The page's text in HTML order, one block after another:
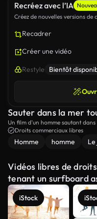
Recréez avec l’IA
Créez de nouvelles versions de
Recadrer
Créer une vidéo
Restyle Bientôt
Sauter dans la mer
Un film d'un homme sautant
Droits commerciaux libres
Homme homme Le
Vidéos libres de
tenant un surfboard
iStock